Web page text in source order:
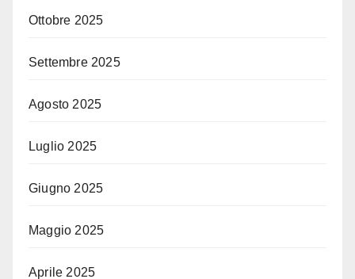
Ottobre 2025
Settembre 2025
Agosto 2025
Luglio 2025
Giugno 2025
Maggio 2025
Aprile 2025